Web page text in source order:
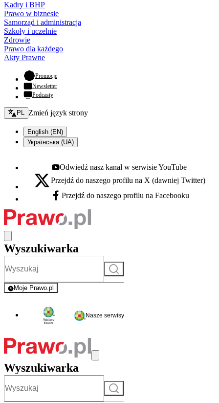
Kadry i BHP
Prawo w biznesie
Samorząd i administracja
Szkoły i uczelnie
Zdrowie
Prawo dla każdego
Akty Prawne
Promocje- otwiera się w nowej karcie
Newsletter
Podcasty
Zmień język - bieżący:
PL Zmień język strony
English (EN)
Українська (UA)
Youtube - otwiera się w nowej karcie
Odwiedź nasz kanał w serwisie YouTube
X - otwiera się w nowej karcie
Przejdź do naszego profilu na X (dawniej Twitter)
Facebook - otwiera się w nowej karcie
Przejdź do naszego profilu na Facebooku
Wyszukiwarka
Szukaj
Moje Prawo.pl
- rejestracja i logowanie do serwisu
Nasze serwisy
Wyszukiwarka
Szukaj